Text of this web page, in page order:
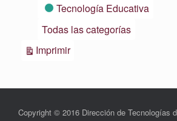
Tecnología Educativa
Todas las categorías
ImprimirVistas
Copyright © 2016 Dirección de Tecnologías